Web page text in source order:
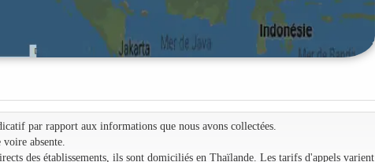
par rapport aux informations que nous avons collectées.
absente.
des établissements, ils sont domiciliés en Thaïlande. Les tarifs d'appels varient